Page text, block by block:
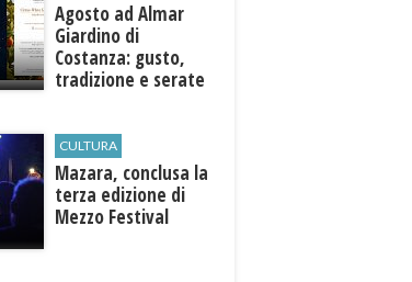
Agosto ad Almar
Giardino di
Costanza: gusto,
tradizione e serate
esterni
CULTURA
​Mazara, conclusa la
terza edizione di
Mezzo Festival